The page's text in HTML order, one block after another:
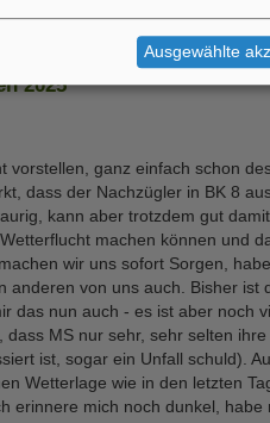
2025
ganz einfach schon
dass der Nachzügler in BK 8
kann aber trotzdem gut damit
machen können und
wir uns sofort Sorgen,
von uns auch. Bisher
das nun auch - es ist aber noch
MS nur sehr, sehr selten
ist, sogar ein Unfall schuld).
Wetterlage wie in den letzten
erinnere mich noch dunkel,
Ausgewählte